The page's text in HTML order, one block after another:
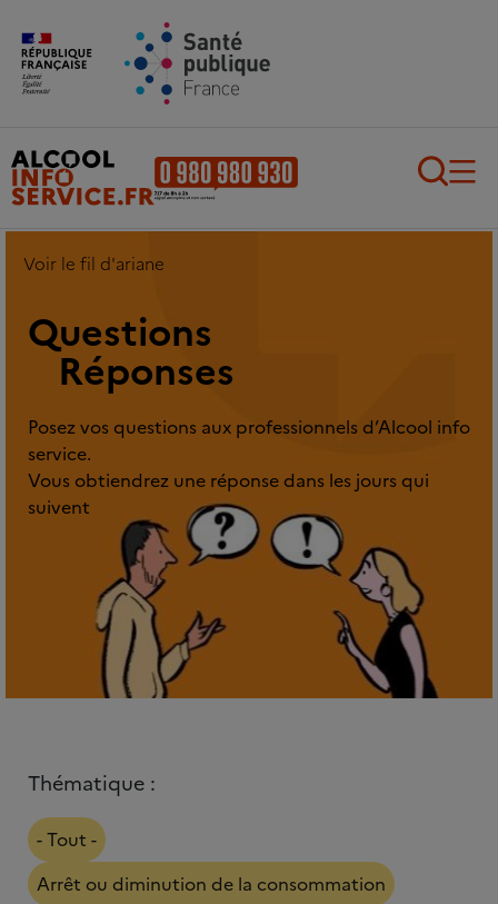
Aller au contenu principal
Voir le fil d'ariane
Questions
Réponses
Posez vos questions aux professionnels d’Alcool info
service.
Vous obtiendrez une réponse dans les jours qui
suivent
Thématique :
- Tout -
Arrêt ou diminution de la consommation